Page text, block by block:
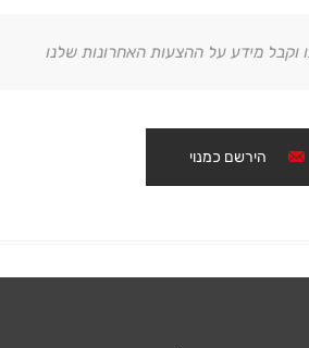
וקבל מידע על ההצעות האחרונות שלנו
הירשם כמנוי